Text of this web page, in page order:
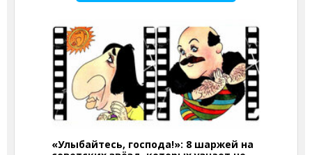
«Улыбайтесь, господа!»: 8 шаржей на